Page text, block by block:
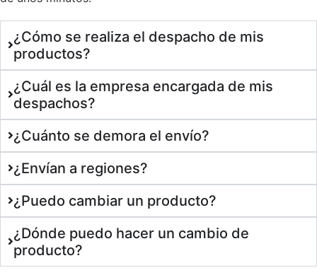
¿Cómo se realiza el despacho de mis
productos?
¿Cuál es la empresa encargada de mis
despachos?
¿Cuánto se demora el envío?
¿Envían a regiones?
¿Puedo cambiar un producto?
¿Dónde puedo hacer un cambio de
producto?